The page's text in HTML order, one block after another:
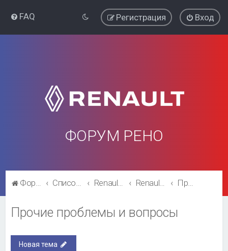
FAQ Вход
Регистрация
ФОРУМ РЕНО
Форум Рено Список форумов Renault Kaptur Renault Kaptur Прочие проблемы и вопросы
Прочие проблемы и вопросы
Новая тема